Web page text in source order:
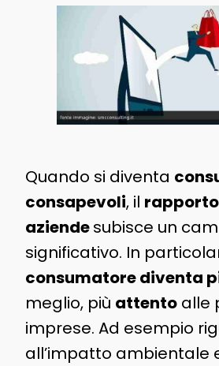
Quando si diventa
consapevoli, il
aziendesubisce un
significativo. In
consumatore diventa
meglio, più attentoalle
imprese. Ad esempio
all’impatto ambientale